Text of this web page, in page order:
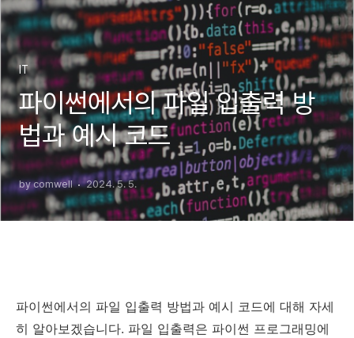
IT
파이썬에서의 파일 입출력 방
법과 예시 코드
by comwell 2024. 5. 5.
파이썬에서의 파일 입출력 방법과 예시 코드에 대해 자세
히 알아보겠습니다. 파일 입출력은 파이썬 프로그래밍에